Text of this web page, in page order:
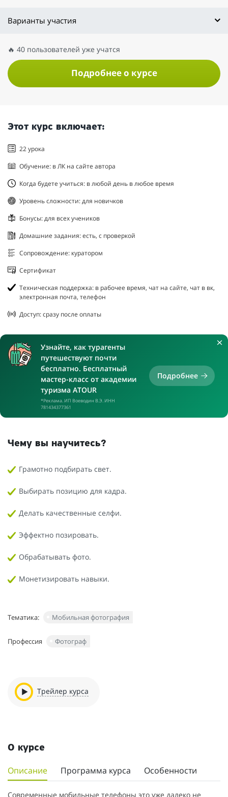
Варианты участия
🔥 40 пользователей уже учатся
Подробнее о курсе
Этот курс включает:
22 урока
Обучение: в ЛК на сайте автора
Когда будете учиться: в любой день в любое время
Уровень сложности: для новичков
Бонусы: для всех учеников
Домашние задания: есть, с проверкой
Сопровождение: куратором
Сертификат
Техническая поддержка: в рабочее время, чат на сайте, чат в вк,
электронная почта, телефон
Доступ: сразу после оплаты
Узнайте, как турагенты
путешествуют почти
бесплатно. Бесплатный
мастер-класс от академии
туризма ATOUR
*Реклама. ИП Воеводин В.Э. ИНН
781434377361
Подробнее
Чему вы научитесь?
Грамотно подбирать свет.
Выбирать позицию для кадра.
Делать качественные селфи.
Эффектно позировать.
Обрабатывать фото.
Монетизировать навыки.
Тематика: Мобильная фотография
Профессия Фотограф
Трейлер курса
О курсе
Описание Программа курса Особенности
Современные мобильные телефоны это уже далеко не